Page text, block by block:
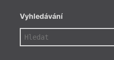
Vyhledávání